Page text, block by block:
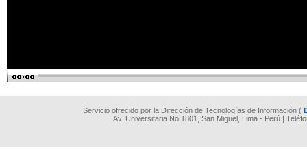
Servicio ofrecido por la Dirección de Tecnologías de Información (
Av. Universitaria No 1801, San Miguel, Lima - Perú |